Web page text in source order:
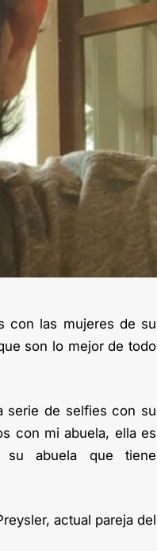
con las mujeres de su
son lo mejor de todo
serie de selfies con su
con mi abuela, ella es
abuela que tiene
actual pareja del